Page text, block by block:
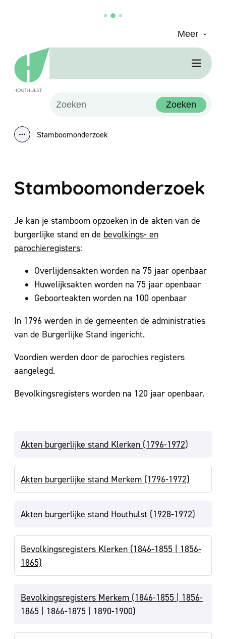
Meer
Houthulst
Waarmee kunnen we jou helpen?
Zoeken
Toon alle broodkruimel items
Stamboomonderzoek
Stamboomonderzoek
Je kan je stamboom opzoeken in de akten van de
burgerlijke stand en de bevolkings- en
parochieregisters:
Overlijdensakten worden na 75 jaar openbaar
Huwelijksakten worden na 75 jaar openbaar
Geboorteakten worden na 100 openbaar
In 1796 werden in de gemeenten de administraties
van de Burgerlijke Stand ingericht.
Voordien werden door de parochies registers
aangelegd.
Bevolkingsregisters worden na 120 jaar openbaar.
Akten burgerlijke stand Klerken (1796-1972)
Akten burgerlijke stand Merkem (1796-1972)
Akten burgerlijke stand Houthulst (1928-1972)
Bevolkingsregisters Klerken (1846-1855 | 1856-
1865)
Bevolkingsregisters Merkem (1846-1855 | 1856-
1865 | 1866-1875 | 1890-1900)